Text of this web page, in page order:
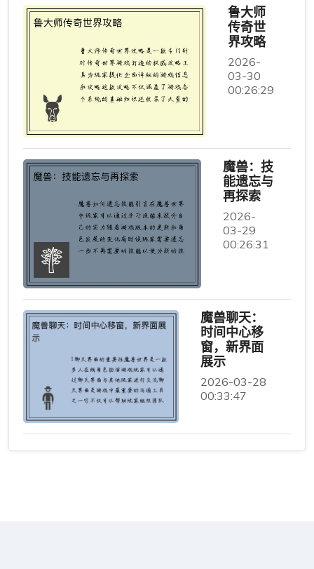
鲁大师
传奇世
界攻略
2026-
03-30
00:26:29
魔兽：技
能遗忘与
再探索
2026-
03-29
00:26:31
魔兽聊天：
时间中心移
窗，新界面
展示
2026-03-28
00:33:47